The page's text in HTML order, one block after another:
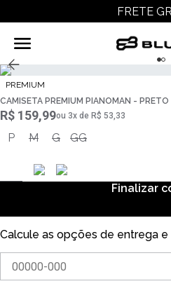
FRETE
PREMIUM
CAMISETA PREMIUM PIANOMAN - PRETO
R$ 159,99ou 3x de R$ 53,33
P M G GG
Finalizar
Calcule as opções de entrega e